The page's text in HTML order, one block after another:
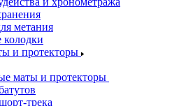
метания
колодки
и протекторы
маты и протекторы
трека